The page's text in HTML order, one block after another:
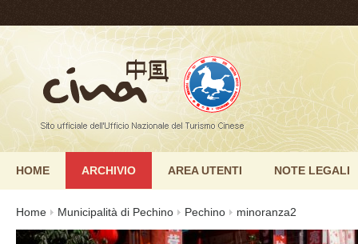
HOME ARCHIVIO AREA UTENTI NOTE LEGALI
Home Municipalità di Pechino Pechino minoranza2